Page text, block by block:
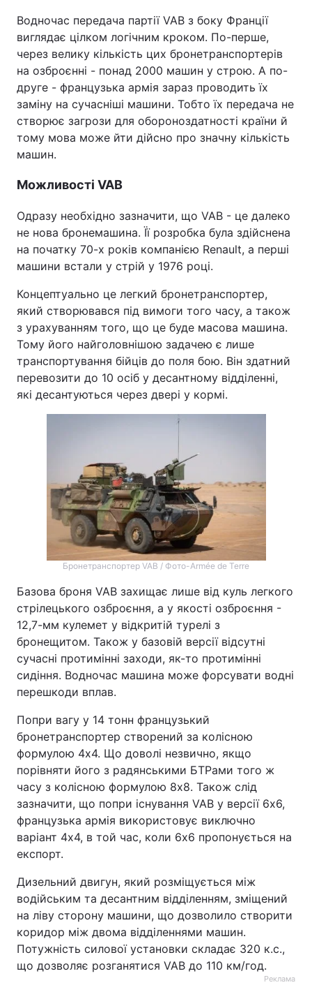
Водночас передача партії VAB з боку Франції
виглядає цілком логічним кроком. По-перше,
через велику кількість цих бронетранспортерів
на озброєнні - понад 2000 машин у строю. А по-
друге - французька армія зараз проводить їх
заміну на сучасніші машини. Тобто їх передача не
створює загрози для обороноздатності країни й
тому мова може йти дійсно про значну кількість
машин.
Можливості VAB
Одразу необхідно зазначити, що VAB - це далеко
не нова бронемашина. Її розробка була здійснена
на початку 70-х років компанією Renault, а перші
машини встали у стрій у 1976 році.
Концептуально це легкий бронетранспортер,
який створювався під вимоги того часу, а також
з урахуванням того, що це буде масова машина.
Тому його найголовнішою задачею є лише
транспортування бійців до поля бою. Він здатний
перевозити до 10 осіб у десантному відділенні,
які десантуються через двері у кормі.
Бронетранспортер VAB / Фото-Armée de Terre
Базова броня VAB захищає лише від куль легкого
стрілецького озброєння, а у якості озброєння -
12,7-мм кулемет у відкритій турелі з
бронещитом. Також у базовій версії відсутні
сучасні протимінні заходи, як-то протимінні
сидіння. Водночас машина може форсувати водні
перешкоди вплав.
Попри вагу у 14 тонн французький
бронетранспортер створений за колісною
формулою 4х4. Що доволі незвично, якщо
порівняти його з радянськими БТРами того ж
часу з колісною формулою 8х8. Також слід
зазначити, що попри існування VAB у версії 6х6,
французька армія використовує виключно
варіант 4х4, в той час, коли 6х6 пропонується на
експорт.
Дизельний двигун, який розміщується між
водійським та десантним відділенням, зміщений
на ліву сторону машини, що дозволило створити
коридор між двома відділеннями машин.
Потужність силової установки складає 320 к.с.,
що дозволяє розганятися VAB до 110 км/год.
Реклама